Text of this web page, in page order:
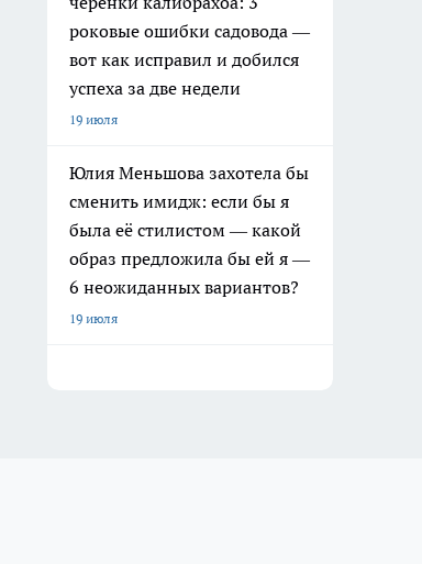
роковые ошибки садовода —
вот как исправил и добился
успеха за две недели
19 июля
Юлия Меньшова захотела бы
сменить имидж: если бы я
была её стилистом — какой
образ предложила бы ей я —
6 неожиданных вариантов?
19 июля